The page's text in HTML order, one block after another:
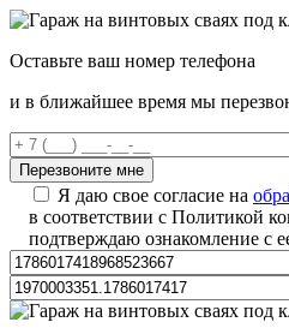
Оставьте ваш номер телефона
и в ближайшее время мы
Я даю свое согласие на
в соответствии с Политикой
подтверждаю ознакомление с